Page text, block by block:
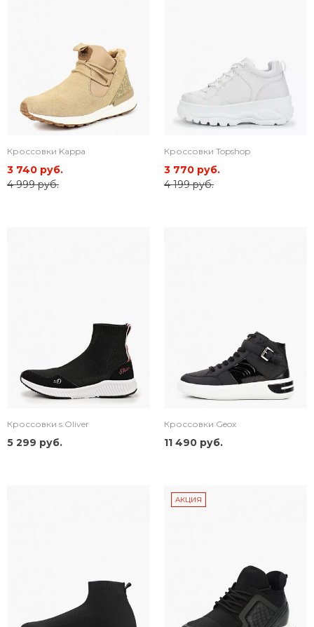
Кроссовки Kappa
3 740 руб.
4 999 руб.
Кроссовки Topshop
3 770 руб.
4 199 руб.
Кроссовки s.Oliver
5 299 руб.
Кроссовки Geox
11 490 руб.
АКЦИЯ